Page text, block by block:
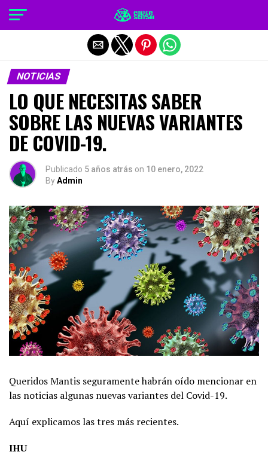
NOTICIAS
LO QUE NECESITAS SABER
SOBRE LAS NUEVAS VARIANTES
DE COVID-19.
Publicado 5 años atrás on 10 enero, 2022
ByAdmin
Queridos Mantis seguramente habrán oído mencionar en
las noticias algunas nuevas variantes del Covid-19.
Aquí explicamos las tres más recientes.
IHU
Salir de la versión móvil